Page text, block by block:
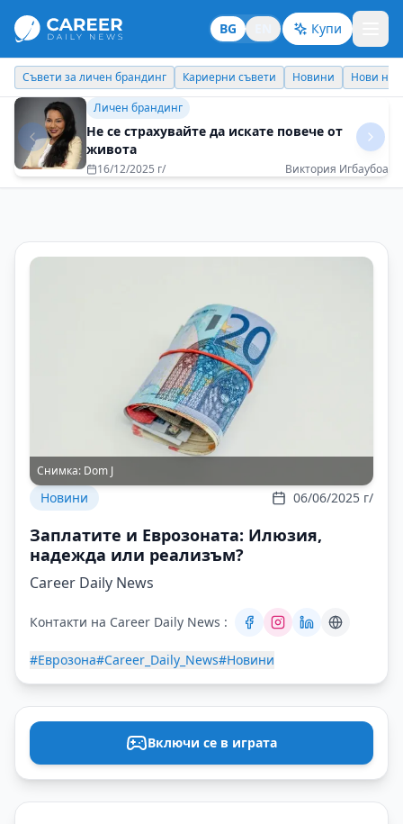
BG Купи
Кариерни съвети Новини Нови назначения Днес празнува
Идеи отвъд границите
Пътуванията ме правят по-гъвкава и по-
отворена към новото
01/09/2025 г/ Полина Тоскова
Снимка: Dom J
Новини 06/06/2025 г/
Заплатите и Еврозоната: Илюзия,
надежда или реализъм?
Career Daily News
Контакти на Career Daily News :
#Еврозона#Career_Daily_News#Новини
Включи се в играта